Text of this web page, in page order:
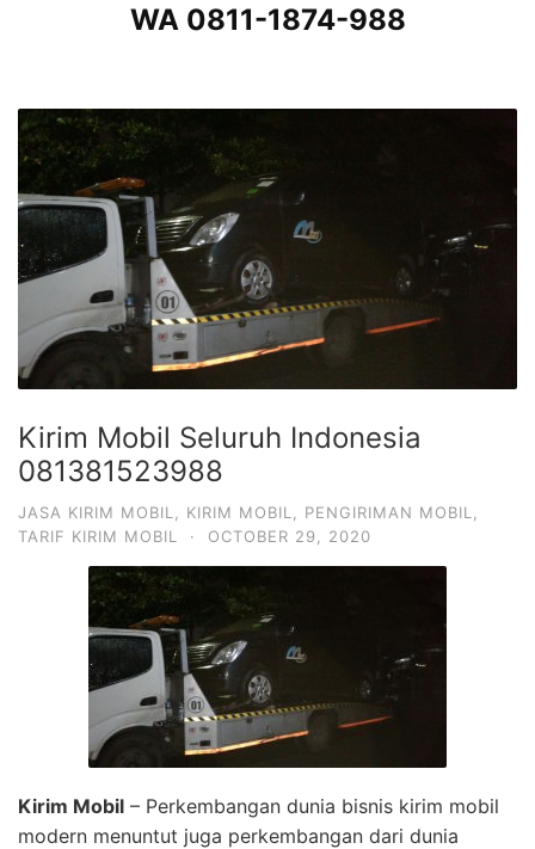
WA 0811-1874-988
Kirim Mobil Seluruh Indonesia
081381523988
JASA KIRIM MOBIL KIRIM MOBIL PENGIRIMAN MOBIL
TARIF KIRIM MOBIL
· OCTOBER 29, 2020
Kirim Mobil – Perkembangan dunia bisnis kirim mobil
modern menuntut juga perkembangan dari dunia